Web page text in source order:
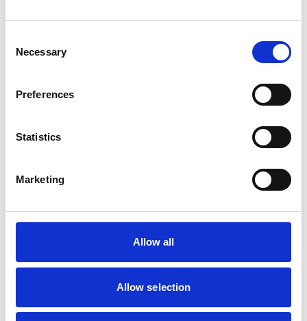
Selection
Necessary
Preferences
Statistics
Marketing
Allow all
Allow selection